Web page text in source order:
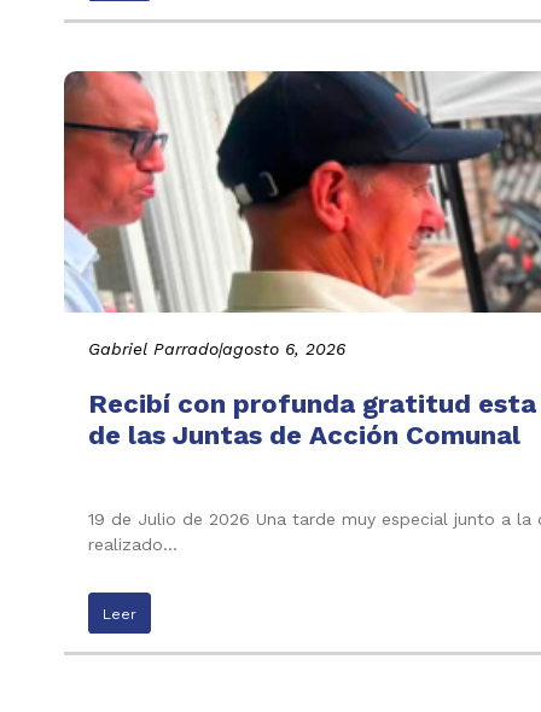
Gabriel Parrado|agosto 6, 2026
Recibí con profunda gratitud
de las Juntas de Acción Comunal
19 de Julio de 2026 Una tarde muy especial junto a
realizado…
Leer